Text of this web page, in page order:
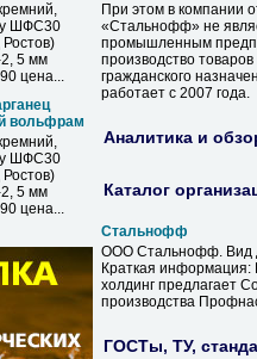
ШФС30
5 мм
цена...
вольфрам
ШФС30
5 мм
цена...
При этом в компании
«Стальнофф» не
промышленным
производство
гражданского
работает с 2007 года.
Аналитика и
Каталог
Стальнофф
ООО Стальнофф. Вид
Краткая информация:
холдинг предлагает
производства
ГОСТы, ТУ,